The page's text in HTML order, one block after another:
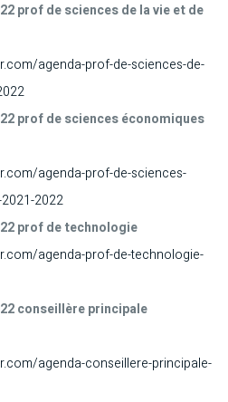
prof de sciences de la vie et de
agenda-prof-de-sciences-de-
prof de sciences économiques
agenda-prof-de-sciences-
2022
prof de technologie
agenda-prof-de-technologie-
conseillère principale
agenda-conseillere-principale-